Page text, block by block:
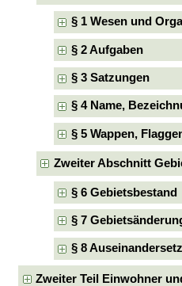
§ 1 Wesen und
§ 2 Aufgaben
§ 3 Satzungen
§ 4 Name,
§ 5 Wappen,
Zweiter Abschnitt
§ 6 Gebietsbestand
§ 7
§ 8
Zweiter Teil Einwohner